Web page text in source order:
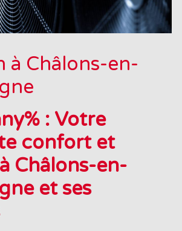
à Châlons-en-
: Votre
confort et
Châlons-en-
et ses